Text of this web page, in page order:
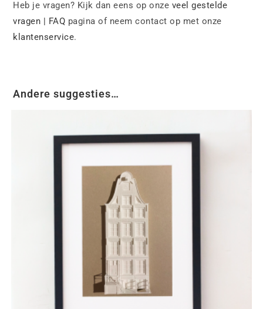
Heb je vragen? Kijk dan eens op onze veel gestelde
vragen | FAQ pagina of neem contact op met onze
klantenservice.
Andere suggesties…